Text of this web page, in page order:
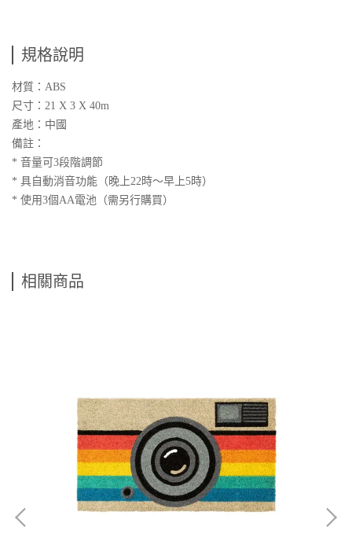
規格說明
材質：ABS
尺寸：21 X 3 X 40m
產地：中國
備註：
* 音量可3段階調節
* 具自動消音功能（晚上22時～早上5時）
* 使用3個AA電池（需另行購買）
相關商品